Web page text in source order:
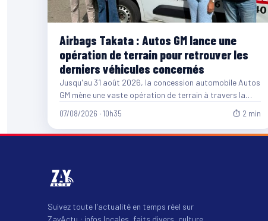
Airbags Takata : Autos GM lance une
opération de terrain pour retrouver les
derniers véhicules concernés
Jusqu'au 31 août 2026, la concession automobile Autos
GM mène une vaste opération de terrain à travers la…
07/08/2026 · 10h35 ⏱ 2 min
Suivez toute l'actualité en temps réel sur
ZayActu : infos locales, faits divers, culture